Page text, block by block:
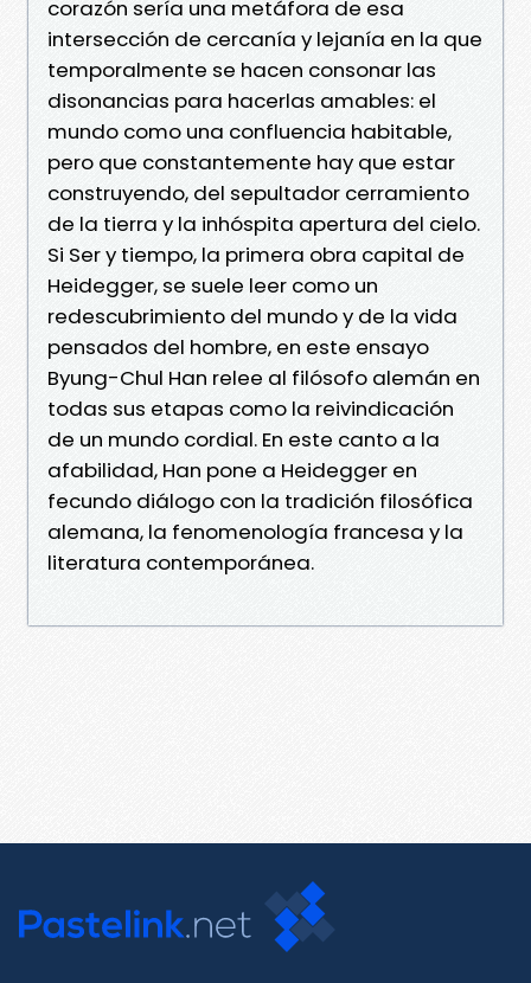
corazón sería una metáfora de esa
intersección de cercanía y lejanía en la que
temporalmente se hacen consonar las
disonancias para hacerlas amables: el
mundo como una confluencia habitable,
pero que constantemente hay que estar
construyendo, del sepultador cerramiento
de la tierra y la inhóspita apertura del cielo.
Si Ser y tiempo, la primera obra capital de
Heidegger, se suele leer como un
redescubrimiento del mundo y de la vida
pensados del hombre, en este ensayo
Byung-Chul Han relee al filósofo alemán en
todas sus etapas como la reivindicación
de un mundo cordial. En este canto a la
afabilidad, Han pone a Heidegger en
fecundo diálogo con la tradición filosófica
alemana, la fenomenología francesa y la
literatura contemporánea.